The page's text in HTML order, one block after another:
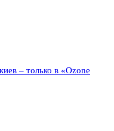
– только в «Ozone